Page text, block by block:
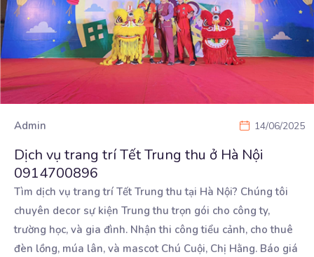
Admin 14/06/2025
Dịch vụ trang trí Tết Trung thu ở Hà Nội
0914700896
Tìm dịch vụ trang trí Tết Trung thu tại Hà Nội? Chúng tôi
chuyên decor sự kiện Trung thu trọn gói cho công ty,
trường học, và gia đình. Nhận thi công tiểu cảnh, cho thuê
đèn lồng, múa lân, và mascot Chú Cuội, Chị Hằng. Báo giá